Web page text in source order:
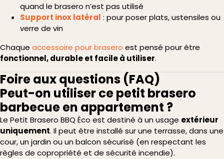
quand le brasero n’est pas utilisé
Support inox latéral : pour poser plats, ustensiles ou
verre de vin
Chaque accessoire pour brasero est pensé pour être
fonctionnel, durable et facile à utiliser.
Foire aux questions (FAQ)
Peut-on utiliser ce petit brasero
barbecue en appartement ?
Le Petit Brasero BBQ Éco est destiné à un usage extérieur
uniquement. Il peut être installé sur une terrasse, dans une
cour, un jardin ou un balcon sécurisé (en respectant les
règles de copropriété et de sécurité incendie).